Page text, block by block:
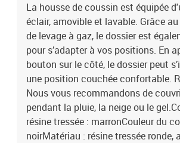
La housse de coussin est équipée
éclair, amovible et lavable. Grâce
de levage à gaz, le dossier est
pour s’adapter à vos positions. En
bouton sur le côté, le dossier peut
une position couchée confortable.
Nous vous recommandons de
pendant la pluie, la neige ou le
résine tressée : marronCouleur du
noirMatériau : résine tressée ronde,